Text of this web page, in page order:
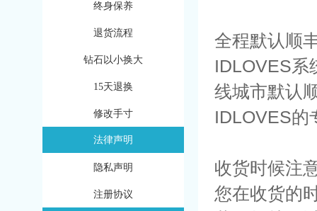
终身保养
退货流程
钻石以小换大
15天退换
修改手寸
法律声明
隐私声明
注册协议
全程默认顺
IDLOVES系
线城市默认
IDLOVES的
收货时候注
您在收货的